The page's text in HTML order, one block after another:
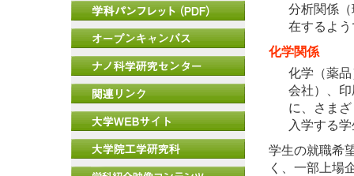
分析関係
在するよ
化学関係
化学（薬
会社）、
に、さま
入学する
学生の就職希
く、一部上場